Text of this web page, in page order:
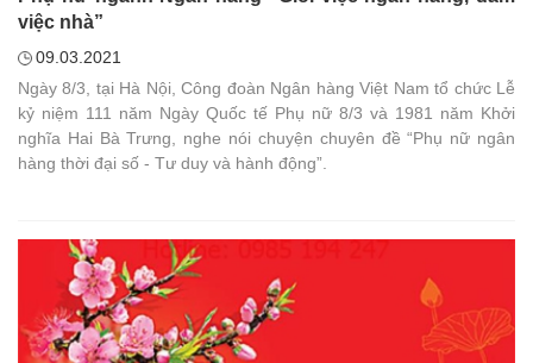
việc nhà”
09.03.2021
Ngày 8/3, tại Hà Nội, Công đoàn Ngân hàng Việt Nam tổ chức Lễ
kỷ niệm 111 năm Ngày Quốc tế Phụ nữ 8/3 và 1981 năm Khởi
nghĩa Hai Bà Trưng, nghe nói chuyện chuyên đề “Phụ nữ ngân
hàng thời đại số - Tư duy và hành động”.